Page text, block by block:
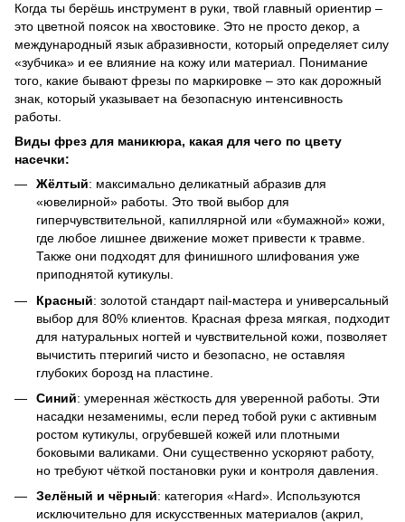
Когда ты берёшь инструмент в руки, твой главный ориентир –
это цветной поясок на хвостовике. Это не просто декор, а
международный язык абразивности, который определяет силу
«зубчика» и ее влияние на кожу или материал. Понимание
того, какие бывают фрезы по маркировке – это как дорожный
знак, который указывает на безопасную интенсивность
работы.
Виды фрез для маникюра, какая для чего по цвету
насечки:
Жёлтый: максимально деликатный абразив для
«ювелирной» работы. Это твой выбор для
гиперчувствительной, капиллярной или «бумажной» кожи,
где любое лишнее движение может привести к травме.
Также они подходят для финишного шлифования уже
приподнятой кутикулы.
Красный: золотой стандарт nail-мастера и универсальный
выбор для 80% клиентов. Красная фреза мягкая, подходит
для натуральных ногтей и чувствительной кожи, позволяет
вычистить птеригий чисто и безопасно, не оставляя
глубоких борозд на пластине.
Синий: умеренная жёсткость для уверенной работы. Эти
насадки незаменимы, если перед тобой руки с активным
ростом кутикулы, огрубевшей кожей или плотными
боковыми валиками. Они существенно ускоряют работу,
но требуют чёткой постановки руки и контроля давления.
Зелёный и чёрный: категория «Hard». Используются
исключительно для искусственных материалов (акрил,